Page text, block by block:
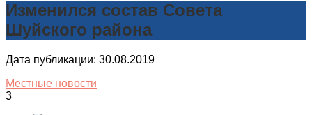
Изменился состав Совета
Шуйского района
Дата публикации: 30.08.2019
Местные новости
3